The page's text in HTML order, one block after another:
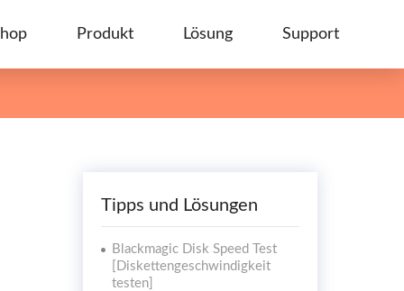
Produkt Lösung Support
Tipps und Lösungen
Blackmagic Disk Speed ​​Test
[Diskettengeschwindigkeit
testen]